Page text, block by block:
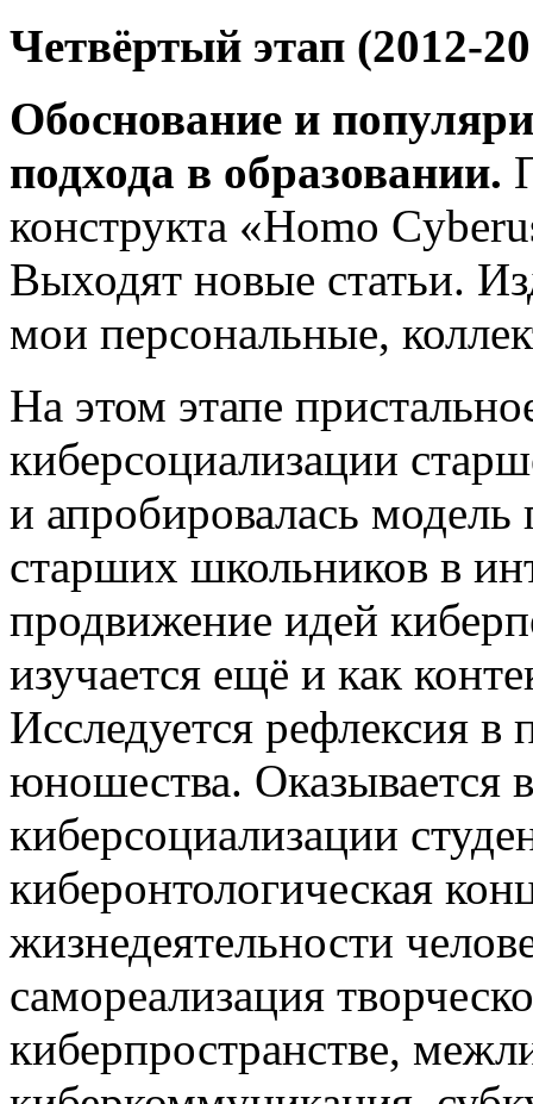
Четвёртый этап (2012-
Обоснование и
подхода в образовании.
конструкта «Homo
Выходят новые статьи.
мои персональные,
На этом этапе
киберсоциализации
и апробировалась
старших школьников в
продвижение идей
изучается ещё и как
Исследуется рефлексия в
юношества. Оказывается
киберсоциализации
киберонтологическая
жизнедеятельности
самореализация
киберпространстве,